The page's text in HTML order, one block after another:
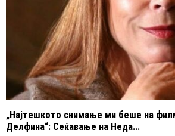
„Најтешкото снимање ми беше на
Делфина“: Сеќавање на Неда...